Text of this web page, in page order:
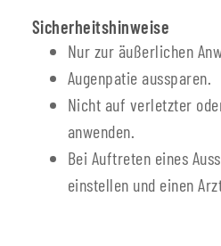
Sicherheitshinweise
Nur zur äußerlichen
Augenpatie aussparen.
Nicht auf verletzter
anwenden.
Bei Auftreten eines
einstellen und einen